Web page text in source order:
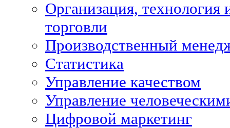
Организация, технология
торговли
Производственный
Статистика
Управление качеством
Управление
Цифровой маркетинг